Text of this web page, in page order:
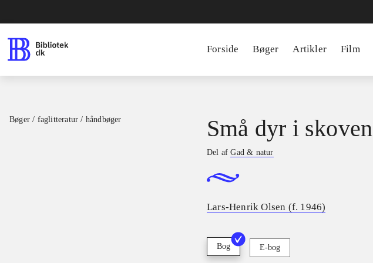
Forside Bøger Artikler Film
Bøger / faglitteratur / håndbøger Små dyr i skoven
Del afGad & natur
Lars-Henrik Olsen (f. 1946)
Bog E-bog